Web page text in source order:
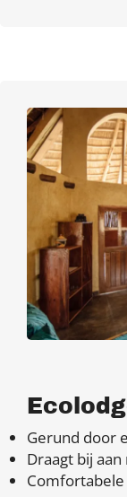
Gerund door
Draagt bij